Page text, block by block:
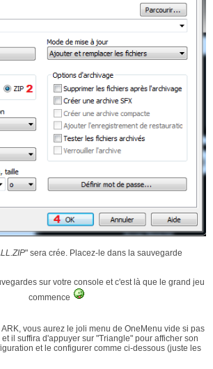
" sera crée. Placez-le dans la sauvegarde
sur votre console et c'est là que le grand jeu
commence
vous aurez le joli menu de OneMenu vide si pas
il suffira d'appuyer sur "Triangle" pour afficher son
et le configurer comme ci-dessous (juste les